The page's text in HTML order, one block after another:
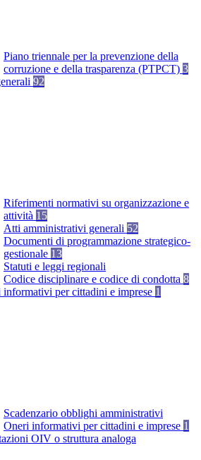
Piano triennale per la prevenzione della
corruzione e della trasparenza (PTPCT) 3
92
Riferimenti normativi su organizzazione e
attività 15
Atti amministrativi generali 52
Documenti di programmazione strategico-
gestionale 13
Statuti e leggi regionali
Codice disciplinare e codice di condotta 8
informativi per cittadini e imprese 1
Scadenzario obblighi amministrativi
Oneri informativi per cittadini e imprese 1
OIV o struttura analoga